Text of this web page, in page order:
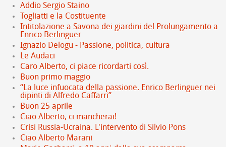
Addio Sergio Staino
Togliatti e la Costituente
Intitolazione a Savona dei giardini del Prolungamento a
Enrico Berlinguer
Ignazio Delogu - Passione, politica, cultura
Le Audaci
Caro Alberto, ci piace ricordarti così.
Buon primo maggio
“La luce infuocata della passione. Enrico Berlinguer nei
dipinti di Alfredo Caffarri”
Buon 25 aprile
Ciao Alberto, ci mancherai!
Crisi Russia-Ucraina. L'intervento di Silvio Pons
Ciao Alberto Marani